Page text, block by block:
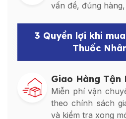
vấn đề, đúng
3 Quyền lợi khi
Thuốc
Giao Hàng Tận
Miễn phí vận
theo chính sách
và kiểm tra xong